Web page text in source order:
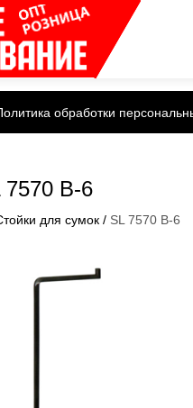
обработки
7570 B-6
для сумок / SL 7570 B-6